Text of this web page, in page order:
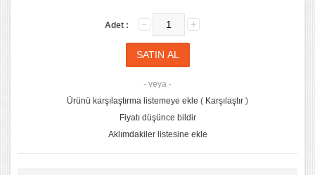
Adet :
- veya -
Ürünü karşılaştırma listemeye ekle ( Karşılaştır )
Fiyatı düşünce bildir
Aklımdakiler listesine ekle